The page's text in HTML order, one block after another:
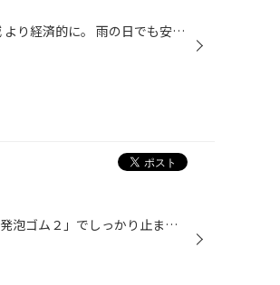
低燃費性能が進化。 転がり抵抗が低減し、環境負荷低減 より経済的に。 雨の日でも安心感が長続き、 雨の日の安全性能が進化。 NH200は摩耗しても ウェット性能が低下しにくい 雨の日の安心感が長持ち
さまざまな冬道に効く優れた総合性能 １、「アクティブ発泡ゴム２」でしっかり止まる、曲がる。 水路の表面を親水性素材でコーティングし、気泡の内壁に沿って水を入り込みやすくすることで、タイヤが滑る原因である路面の水膜を積極的に除去する「アクティブ発泡ゴム」がさらに進化。粒径の小さい...